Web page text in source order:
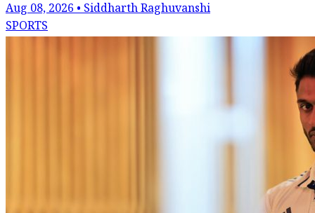
Aug 08, 2026 • Siddharth Raghuvanshi
SPORTS